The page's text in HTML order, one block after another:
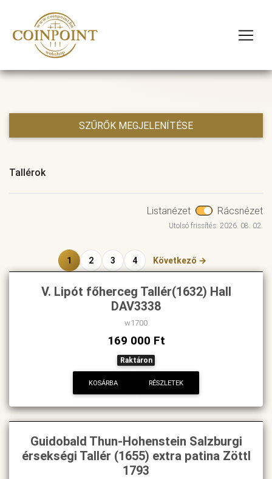
SZŰRŐK MEGJELENÍTÉSE
Tallérok
Listanézet Rácsnézet
Utolsó frissítés: 2026. 08. 02.
1 2 3 4 Következő →
V. Lipót főherceg Tallér(1632) Hall
DAV3338
w1700
169 000 Ft
Raktáron
KOSÁRBA RÉSZLETEK
Guidobald Thun-Hohenstein Salzburgi
érsekségi Tallér (1655) extra patina Zöttl
1793